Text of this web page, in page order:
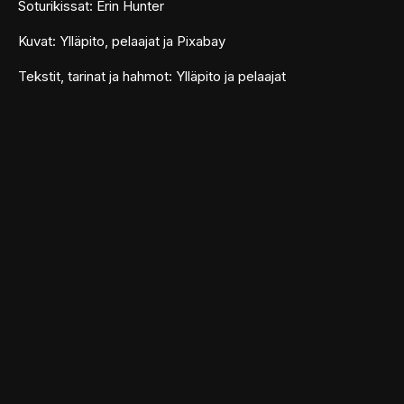
Soturikissat: Erin Hunter
Kuvat: Ylläpito, pelaajat ja Pixabay
Tekstit, tarinat ja hahmot: Ylläpito ja pelaajat